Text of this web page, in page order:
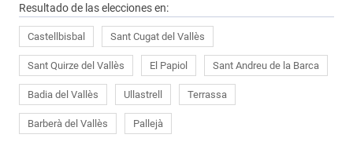
Resultado de las elecciones en:
Castellbisbal Sant Cugat del Vallès
Sant Quirze del Vallès El Papiol Sant Andreu de la Barca
Badia del Vallès Ullastrell Terrassa
Barberà del Vallès Pallejà